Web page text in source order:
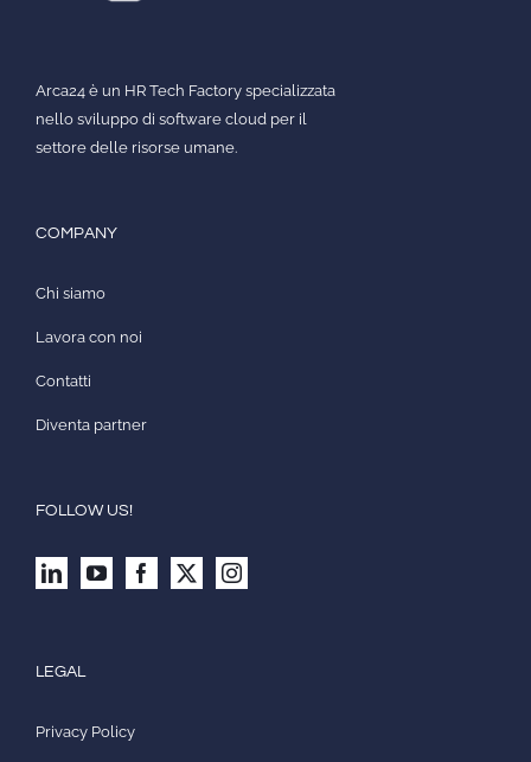
Arca24 è un HR Tech Factory specializzata
nello sviluppo di software cloud per il
settore delle risorse umane.
COMPANY
Chi siamo
Lavora con noi
Contatti
Diventa partner
FOLLOW US!
LEGAL
Privacy Policy